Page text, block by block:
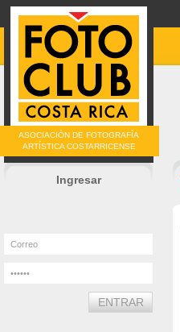
ASOCIACIÓN DE FOTOGRAFÍA
ARTÍSTICA COSTARRICENSE
Ingresar